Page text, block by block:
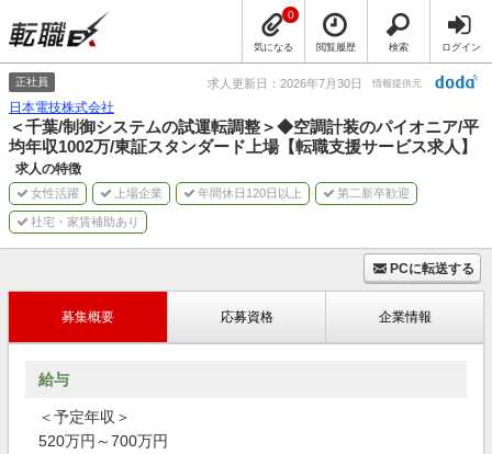
気になる
0
閲覧履歴 検索 ログイン
正社員 求人更新日：2026年7月30日 情報提供元
日本電技株式会社
＜千葉/制御システムの試運転調整＞◆空調計装のパイオニア/平
均年収1002万/東証スタンダード上場【転職支援サービス求人】
求人の特徴
女性活躍 上場企業 年間休日120日以上 第二新卒歓迎
社宅・家賃補助あり
PCに転送する
募集概要 応募資格 企業情報
給与
＜予定年収＞
520万円～700万円